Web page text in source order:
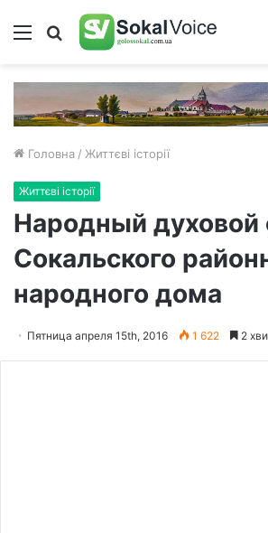
Меню Пошук
Головна / Життєві історії
Життєві історії
Народный духовой
Сокальского
народного дома
Пятница апреля 15th, 2016 1 622 2